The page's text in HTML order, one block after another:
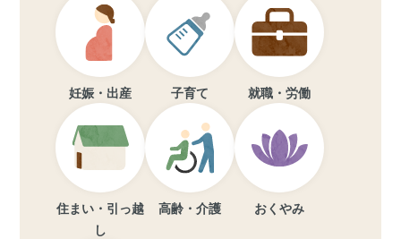
妊娠・出産 子育て 就職・労働
住まい・引っ越
し
高齢・介護 おくやみ